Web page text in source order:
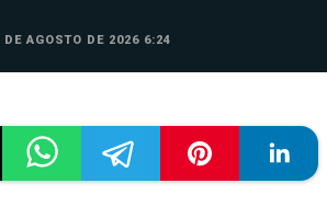
DE AGOSTO DE 2026 6:24